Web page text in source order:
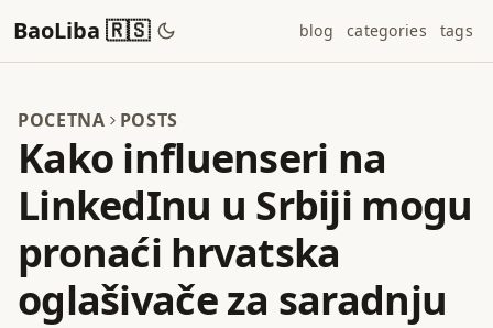
BaoLiba 🇷🇸 blog categories tags
POCETNA POSTS
Kako influenseri na
LinkedInu u Srbiji mogu
pronaći hrvatska
oglašivače za saradnju